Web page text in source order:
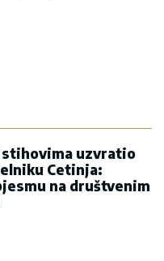
stihovima uzvratio
Cetinja:
na društvenim